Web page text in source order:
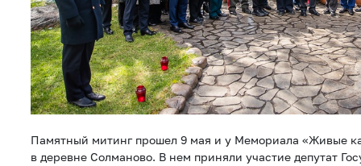
Памятный митинг прошел 9 мая и у Мемориала «Живые
в деревне Солманово. В нем приняли участие депутат